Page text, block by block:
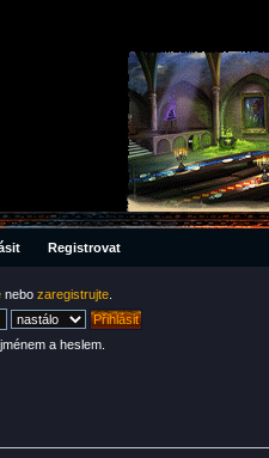
Registrovat
nebo zaregistrujte
a heslem.